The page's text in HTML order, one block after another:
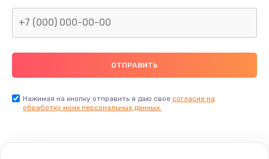
Заказать
Замена термопасты
от 995 руб.
Нажимая на кнопку отправить я даю свое согласие на
обработку моих персональных данных.